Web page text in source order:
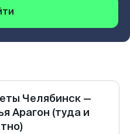
Челябинск—
Арагон (туда и